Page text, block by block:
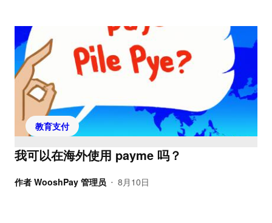
教育支付
我可以在海外使用 payme 吗？
作者 WooshPay 管理员 • 8月10日